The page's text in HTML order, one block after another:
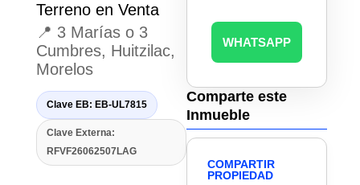
Terreno en Venta
📍 3 Marías o 3
Cumbres, Huitzilac,
Morelos
Clave EB: EB-UL7815
Clave Externa:
RFVF26062507LAG
WHATSAPP
Comparte este
Inmueble
COMPARTIR
PROPIEDAD